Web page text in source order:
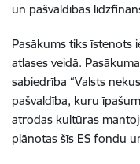
un pašvaldības
Pasākums tiks īstenots
atlases veidā.
sabiedrība “Valsts
pašvaldība, kuru
atrodas kultūras
plānotas šīs ES fondu